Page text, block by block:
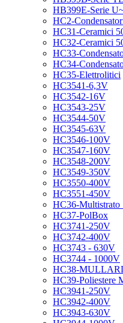
HB399E-Serie
HC2-
HC31-Ceramici
HC32-Ceramici
HC33-
HC34-
HC35-Elettrolitici
HC3541-6,3V
HC3542-16V
HC3543-25V
HC3544-50V
HC3545-63V
HC3546-100V
HC3547-160V
HC3548-200V
HC3549-350V
HC3550-400V
HC3551-450V
HC36-Multistrato
HC37-PolBox
HC3741-250V
HC3742-400V
HC3743 - 630V
HC3744 - 1000V
HC38-
HC39-Poliestere
HC3941-250V
HC3942-400V
HC3943-630V